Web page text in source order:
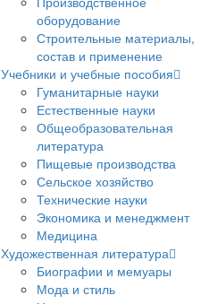
оборудование
Строительные материалы,
состав и применение
Учебники и учебные пособия
Гуманитарные науки
Естественные науки
Общеобразовательная
литература
Пищевые производства
Сельское хозяйство
Технические науки
Экономика и менеджмент
Медицина
Художественная литература
Биографии и мемуары
Мода и стиль